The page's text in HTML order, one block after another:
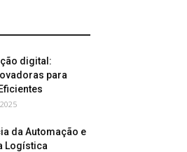
digital:
para
da Automação e
Logística